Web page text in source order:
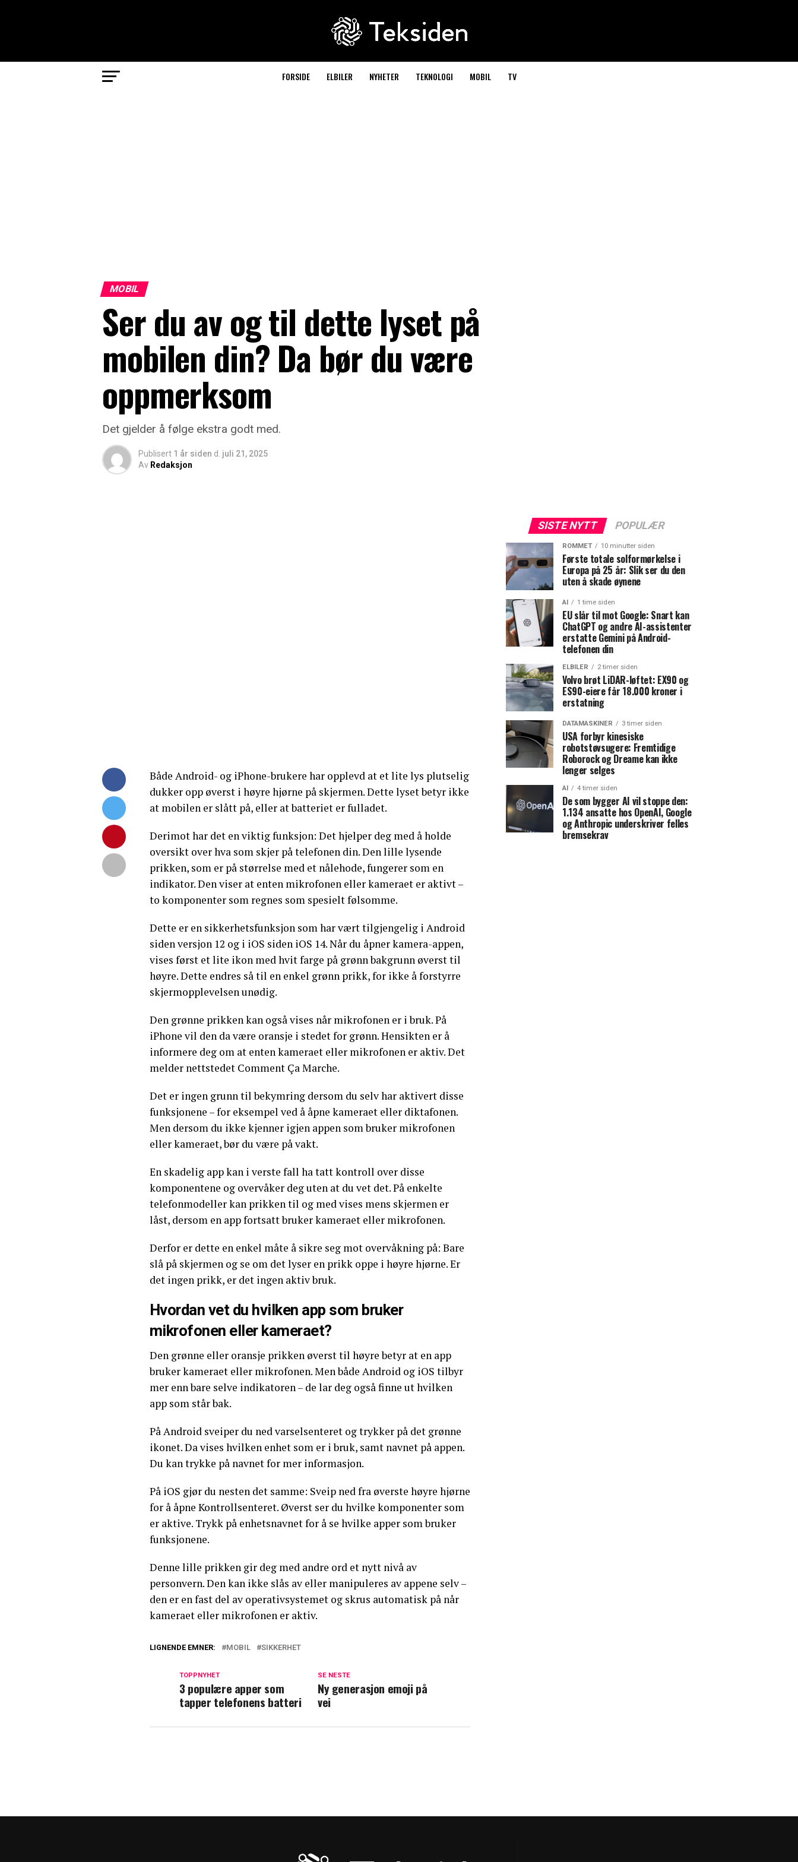
FORSIDE ELBILER NYHETER TEKNOLOGI MOBIL TV
MOBIL
Ser du av og til dette lyset på
mobilen din? Da bør du være
oppmerksom
Det gjelder å følge ekstra godt med.
Publisert 1 år siden d. juli 21, 2025
Av Redaksjon
Både Android- og iPhone-brukere har opplevd at et lite lys plutselig
dukker opp øverst i høyre hjørne på skjermen. Dette lyset betyr ikke
at mobilen er slått på, eller at batteriet er fulladet.
Derimot har det en viktig funksjon: Det hjelper deg med å holde
oversikt over hva som skjer på telefonen din. Den lille lysende
prikken, som er på størrelse med et nålehode, fungerer som en
indikator. Den viser at enten mikrofonen eller kameraet er aktivt –
to komponenter som regnes som spesielt følsomme.
Dette er en sikkerhetsfunksjon som har vært tilgjengelig i Android
siden versjon 12 og i iOS siden iOS 14. Når du åpner kamera-appen,
vises først et lite ikon med hvit farge på grønn bakgrunn øverst til
høyre. Dette endres så til en enkel grønn prikk, for ikke å forstyrre
skjermopplevelsen unødig.
Den grønne prikken kan også vises når mikrofonen er i bruk. På
iPhone vil den da være oransje i stedet for grønn. Hensikten er å
informere deg om at enten kameraet eller mikrofonen er aktiv. Det
melder nettstedet Comment Ça Marche.
Det er ingen grunn til bekymring dersom du selv har aktivert disse
funksjonene – for eksempel ved å åpne kameraet eller diktafonen.
Men dersom du ikke kjenner igjen appen som bruker mikrofonen
eller kameraet, bør du være på vakt.
En skadelig app kan i verste fall ha tatt kontroll over disse
komponentene og overvåker deg uten at du vet det. På enkelte
telefonmodeller kan prikken til og med vises mens skjermen er
låst, dersom en app fortsatt bruker kameraet eller mikrofonen.
Derfor er dette en enkel måte å sikre seg mot overvåkning på: Bare
slå på skjermen og se om det lyser en prikk oppe i høyre hjørne. Er
det ingen prikk, er det ingen aktiv bruk.
Hvordan vet du hvilken app som bruker
mikrofonen eller kameraet?
Den grønne eller oransje prikken øverst til høyre betyr at en app
bruker kameraet eller mikrofonen. Men både Android og iOS tilbyr
mer enn bare selve indikatoren – de lar deg også finne ut hvilken
app som står bak.
På Android sveiper du ned varselsenteret og trykker på det grønne
ikonet. Da vises hvilken enhet som er i bruk, samt navnet på appen.
Du kan trykke på navnet for mer informasjon.
På iOS gjør du nesten det samme: Sveip ned fra øverste høyre hjørne
for å åpne Kontrollsenteret. Øverst ser du hvilke komponenter som
er aktive. Trykk på enhetsnavnet for å se hvilke apper som bruker
funksjonene.
Denne lille prikken gir deg med andre ord et nytt nivå av
personvern. Den kan ikke slås av eller manipuleres av appene selv –
den er en fast del av operativsystemet og skrus automatisk på når
kameraet eller mikrofonen er aktiv.
LIGNENDE EMNER: MOBIL SIKKERHET
SE NESTE
Ny generasjon emoji på
vei
TOPPNYHET
3 populære apper som
tapper telefonens batteri
SISTE NYTT POPULÆR
ROMMET 10 minutter siden
Første totale solformørkelse i
Europa på 25 år: Slik ser du den
uten å skade øynene
AI 1 time siden
EU slår til mot Google: Snart kan
ChatGPT og andre AI-assistenter
erstatte Gemini på Android-
telefonen din
ELBILER 2 timer siden
Volvo brøt LiDAR-løftet: EX90 og
ES90-eiere får 18.000 kroner i
erstatning
DATAMASKINER 3 timer siden
USA forbyr kinesiske
robotstøvsugere: Fremtidige
Roborock og Dreame kan ikke
lenger selges
AI 4 timer siden
De som bygger AI vil stoppe den:
1.134 ansatte hos OpenAI, Google
og Anthropic underskriver felles
bremsekrav